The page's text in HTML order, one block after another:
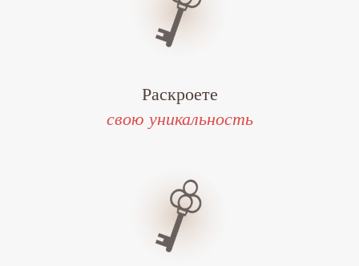
Раскроете
свою уникальность